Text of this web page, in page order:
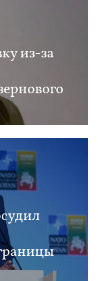
из-за